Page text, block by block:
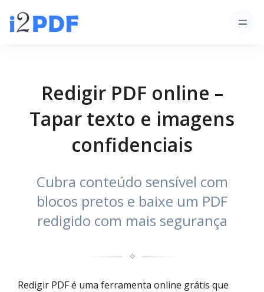
Redigir PDF online –
Tapar texto e imagens
confidenciais
Cubra conteúdo sensível com
blocos pretos e baixe um PDF
redigido com mais segurança
✧
Redigir PDF é uma ferramenta online grátis que